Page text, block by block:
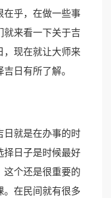
乎，在做一些事
来看一下关于吉
，现在就让大师来
日有所了解。
就是在办事的时
择日子是时候最好
个还是很重要的
在民间就有很多